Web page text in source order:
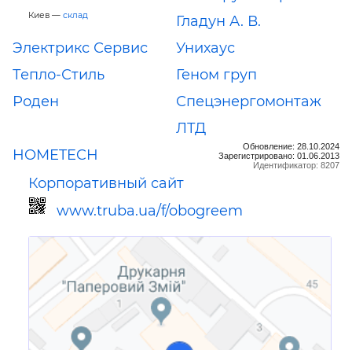
Киев — склад
Гладун А. В.
Электрикс Сервис
Унихаус
Тепло-Стиль
Геном груп
Роден
Спецэнергомонтаж
ЛТД
HOMETECH
Обновление: 28.10.2024
Зарегистрировано: 01.06.2013
Идентификатор: 8207
Корпоративный сайт
www.truba.ua/f/obogreem
Ссылка для мобильных устройств